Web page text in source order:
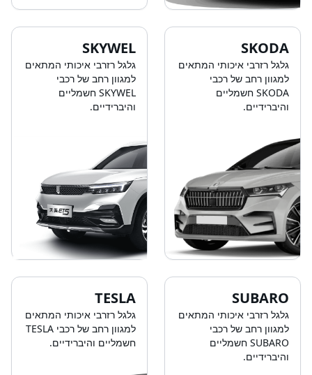
SKODA
גלגל רזרבי איכותי המתאים
למגוון רחב של רכבי
SKODA חשמליים
והיברידיים.
SKYWEL
גלגל רזרבי איכותי המתאים
למגוון רחב של רכבי
SKYWEL חשמליים
והיברידיים.
SUBARO
גלגל רזרבי איכותי המתאים
למגוון רחב של רכבי
SUBARO חשמליים
והיברידיים.
TESLA
גלגל רזרבי איכותי המתאים
למגוון רחב של רכבי TESLA
חשמליים והיברידיים.